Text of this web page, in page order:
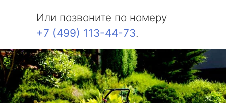
Или позвоните по номеру
+7 (499) 113-44-73.